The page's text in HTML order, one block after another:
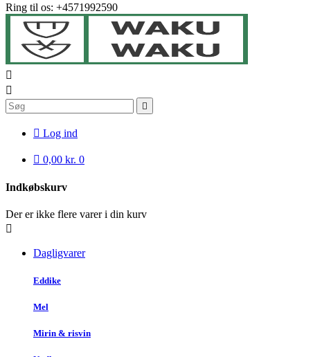
Ring til os: +4571992590



 Log ind
 0,00 kr. 0
Indkøbskurv
Der er ikke flere varer i din kurv

Dagligvarer
Eddike
Mel
Mirin & risvin